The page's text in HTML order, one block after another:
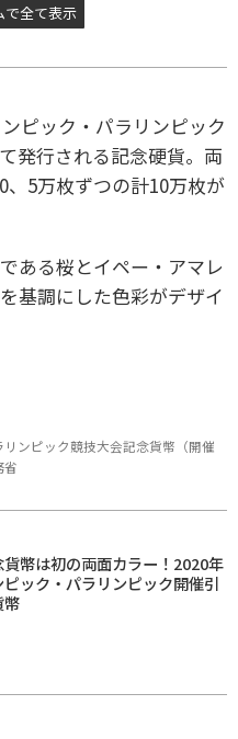
全て表示
ピック・パラリンピック
発行される記念硬貨。両
5万枚ずつの計10万枚が
ある桜とイペー・アマレ
基調にした色彩がデザイ
ンピック競技大会記念貨幣（開催
省
貨幣は初の両面カラー！2020年
ック・パラリンピック開催引
幣